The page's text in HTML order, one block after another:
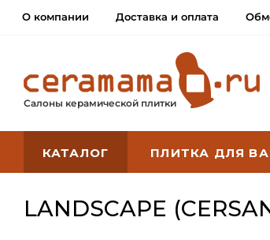
О компании Доставка и оплата
Салоны керамической плитки
КАТАЛОГ ПЛИТКА ДЛЯ
LANDSCAPE